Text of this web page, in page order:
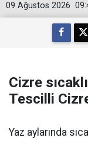
09 Ağustos 2026
Cizre
Tescilli
Yaz aylarında